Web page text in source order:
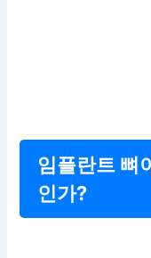
임플란트 뼈
인가?